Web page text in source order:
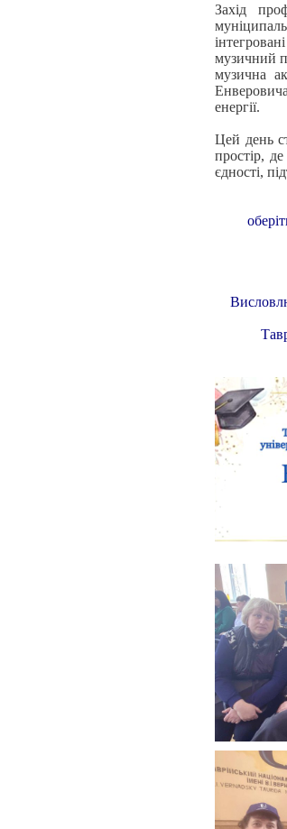
Захід
музичний
музична
енергії.
Цей день
простір,
єдності,